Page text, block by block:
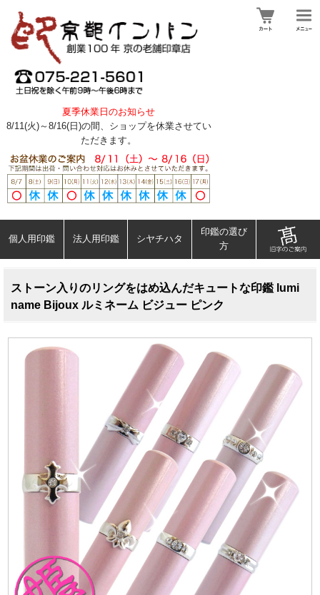
夏季休業日のお知らせ
8/11(火)～8/16(日)の間、ショップを休業させてい
ただきます。
個人用印鑑 法人用印鑑 シヤチハタ
印鑑の選び
方
ストーン入りのリングをはめ込んだキュートな印鑑 lumi
name Bijoux ルミネーム ビジュー ピンク